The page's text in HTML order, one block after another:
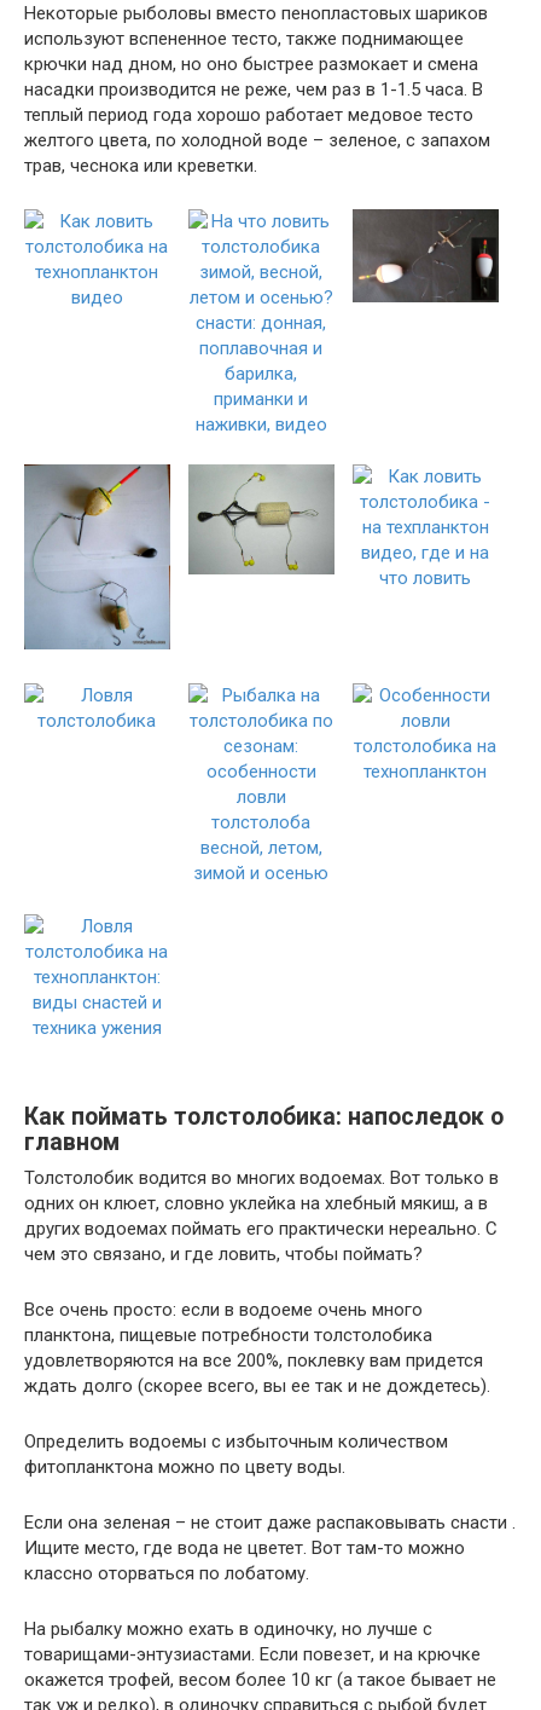
Некоторые рыболовы вместо пенопластовых шариков
используют вспененное тесто, также поднимающее
крючки над дном, но оно быстрее размокает и смена
насадки производится не реже, чем раз в 1-1.5 часа. В
теплый период года хорошо работает медовое тесто
желтого цвета, по холодной воде – зеленое, с запахом
трав, чеснока или креветки.
Как поймать толстолобика: напоследок о
главном
Толстолобик водится во многих водоемах. Вот только в
одних он клюет, словно уклейка на хлебный мякиш, а в
других водоемах поймать его практически нереально. С
чем это связано, и где ловить, чтобы поймать?
Все очень просто: если в водоеме очень много
планктона, пищевые потребности толстолобика
удовлетворяются на все 200%, поклевку вам придется
ждать долго (скорее всего, вы ее так и не дождетесь).
Определить водоемы с избыточным количеством
фитопланктона можно по цвету воды.
Если она зеленая – не стоит даже распаковывать снасти .
Ищите место, где вода не цветет. Вот там-то можно
классно оторваться по лобатому.
На рыбалку можно ехать в одиночку, но лучше с
товарищами-энтузиастами. Если повезет, и на крючке
окажется трофей, весом более 10 кг (а такое бывает не
так уж и редко), в одиночку справиться с рыбой будет